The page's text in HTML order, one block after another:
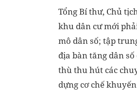
Tổng Bí thư, Chủ
khu dân cư mới
mô dân số; tập
địa bàn tăng dân
thù thu hút các
dựng cơ chế